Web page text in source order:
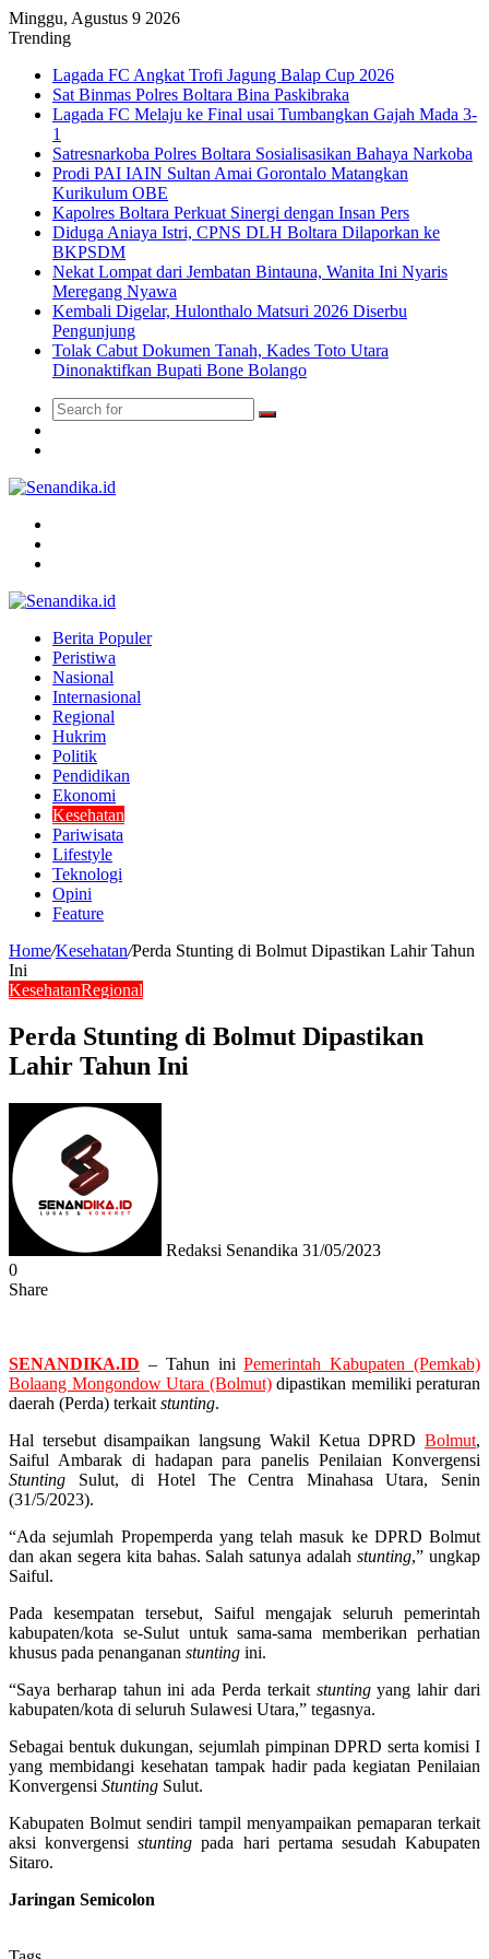
Minggu, Agustus 9 2026
Trending
Lagada FC Angkat Trofi Jagung Balap Cup 2026
Sat Binmas Polres Boltara Bina Paskibraka
Lagada FC Melaju ke Final usai Tumbangkan Gajah Mada 3-
1
Satresnarkoba Polres Boltara Sosialisasikan Bahaya Narkoba
Prodi PAI IAIN Sultan Amai Gorontalo Matangkan
Kurikulum OBE
Kapolres Boltara Perkuat Sinergi dengan Insan Pers
Diduga Aniaya Istri, CPNS DLH Boltara Dilaporkan ke
BKPSDM
Nekat Lompat dari Jembatan Bintauna, Wanita Ini Nyaris
Meregang Nyawa
Kembali Digelar, Hulonthalo Matsuri 2026 Diserbu
Pengunjung
Tolak Cabut Dokumen Tanah, Kades Toto Utara
Dinonaktifkan Bupati Bone Bolango
Search
Berita Populer
Peristiwa
Nasional
Internasional
Regional
Hukrim
Politik
Pendidikan
Ekonomi
Kesehatan
Pariwisata
Lifestyle
Teknologi
Opini
Feature
Home/Kesehatan/Perda Stunting di Bolmut Dipastikan Lahir Tahun
Ini
KesehatanRegional
Perda Stunting di Bolmut Dipastikan
Lahir Tahun Ini
Redaksi Senandika 31/05/2023
0
Share
SENANDIKA.ID – Tahun iniPemerintah Kabupaten (Pemkab)
Bolaang Mongondow Utara (Bolmut)dipastikan memiliki peraturan
daerah (Perda) terkait stunting.
Hal tersebut disampaikan langsung Wakil Ketua DPRD Bolmut,
Saiful Ambarak di hadapan para panelis Penilaian Konvergensi
Stunting Sulut, di Hotel The Centra Minahasa Utara, Senin
(31/5/2023).
“Ada sejumlah Propemperda yang telah masuk ke DPRD Bolmut
dan akan segera kita bahas. Salah satunya adalahstunting,” ungkap
Saiful.
Pada kesempatan tersebut, Saiful mengajak seluruh pemerintah
kabupaten/kota se-Sulut untuk sama-sama memberikan perhatian
khusus pada penanganan stunting ini.
“Saya berharap tahun ini ada Perda terkait stuntingyang lahir dari
kabupaten/kota di seluruh Sulawesi Utara,” tegasnya.
Sebagai bentuk dukungan, sejumlah pimpinan DPRD serta komisi I
yang membidangi kesehatan tampak hadir pada kegiatan Penilaian
Konvergensi Stunting Sulut.
Kabupaten Bolmut sendiri tampil menyampaikan pemaparan terkait
aksi konvergensistunting pada hari pertama sesudah Kabupaten
Sitaro.
Jaringan Semicolon